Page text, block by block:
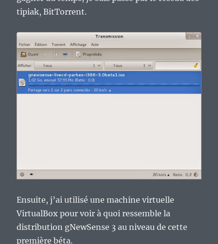
tipiak, BitTorrent.
Ensuite, j’ai utilisé une machine virtuelle
VirtualBox pour voir à quoi ressemble la
distribution gNewSense 3 au niveau de cette
première béta.